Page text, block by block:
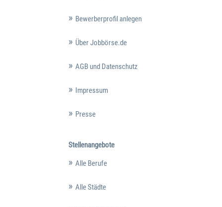
Bewerberprofil anlegen
Über Jobbörse.de
AGB und Datenschutz
Impressum
Presse
Stellenangebote
Alle Berufe
Alle Städte